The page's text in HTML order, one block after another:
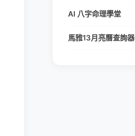
AI 八字命理學堂
馬雅13月亮曆查詢器